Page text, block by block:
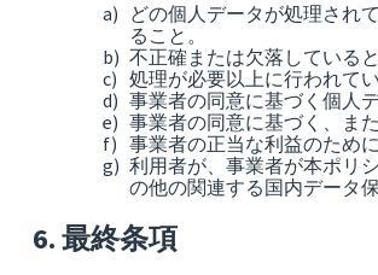
どの個人データが処理され
ること。
不正確または欠落している
処理が必要以上に行われて
事業者の同意に基づく個人
事業者の同意に基づく、ま
事業者の正当な利益のため
利用者が、事業者が本ポリ
の他の関連する国内データ
最終条項